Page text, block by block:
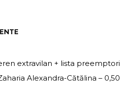
extravilan + lista preemptori
Alexandra-Cătălina – 0,50